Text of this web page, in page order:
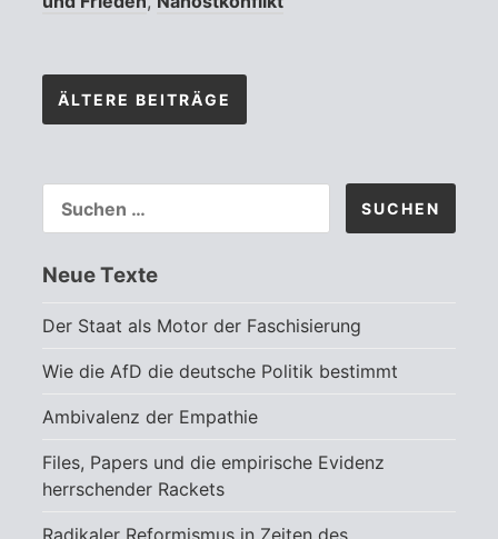
Beitragsnavigation
ÄLTERE BEITRÄGE
NACH:
Neue Texte
Der Staat als Motor der Faschisierung
Wie die AfD die deutsche Politik bestimmt
Ambivalenz der Empathie
Files, Papers und die empirische Evidenz
herrschender Rackets
Radikaler Reformismus in Zeiten des